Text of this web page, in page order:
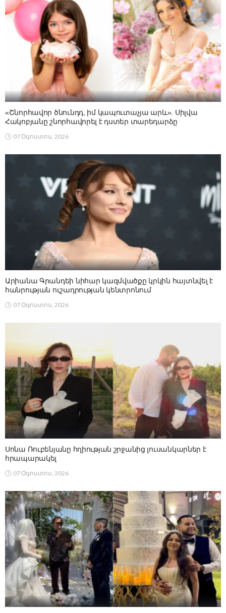
«Շնորհավոր ծնունդդ, իմ կապուտաչյա արև». Սիլվա
Հակոբյանը շնորհավորել է դստեր տարեդարձը
07 Օգոստոս, 2026
Արիանա Գրանդեի նիհար կազմվածքը կրկին հայտնվել է
հանրության ուշադրության կենտրոնում
07 Օգոստոս, 2026
Սոնա Ռուբենյանը հղիության շրջանից լուսանկարներ է
հրապարակել
07 Օգոստոս, 2026